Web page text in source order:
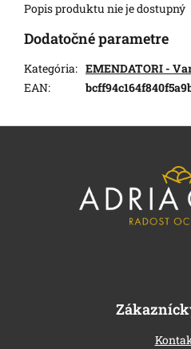
Popis produktu nie je dostupný
Dodatočné parametre
Kategória: EMENDATORI -
EAN: